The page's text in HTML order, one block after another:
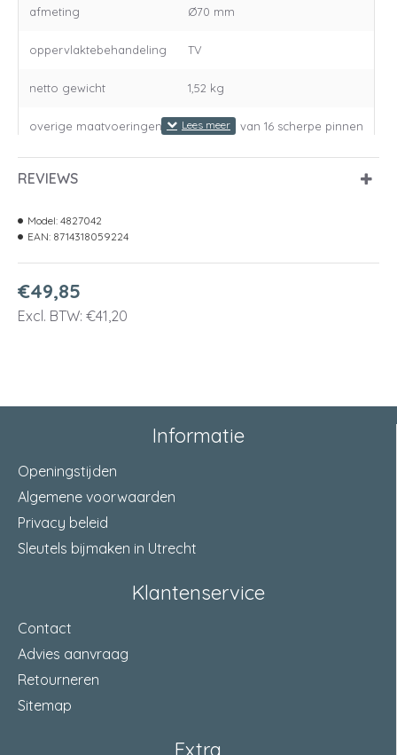
afmeting Ø70 mm
oppervlaktebehandeling TV
netto gewicht 1,52 kg
overige maatvoeringen voorzien van 16 scherpe pinnen
REVIEWS
€49,85
Excl. BTW: €41,20
Model: 4827042
EAN: 8714318059224
Informatie
Openingstijden
Algemene voorwaarden
Privacy beleid
Sleutels bijmaken in Utrecht
Klantenservice
Contact
Advies aanvraag
Retourneren
Sitemap
Extra